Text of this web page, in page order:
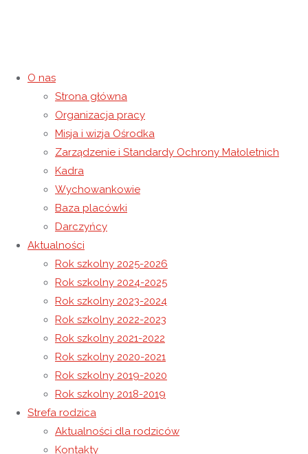
O nas
Strona główna
Organizacja pracy
Misja i wizja Ośrodka
Zarządzenie i Standardy Ochrony Małoletnich
Kadra
Wychowankowie
Baza placówki
Darczyńcy
Aktualności
Rok szkolny 2025-2026
Rok szkolny 2024-2025
Rok szkolny 2023-2024
Rok szkolny 2022-2023
Rok szkolny 2021-2022
Rok szkolny 2020-2021
Rok szkolny 2019-2020
Rok szkolny 2018-2019
Strefa rodzica
Aktualności dla rodziców
Kontakty
Półkolonie
2 lutego 20227 września 2022 Niewidoczne
Strona główna Niewidoczne
Trening umiejętności samoobsługowych
Logorytmika
2 lutego 20227 września 2022
Program półkolonii zimowej